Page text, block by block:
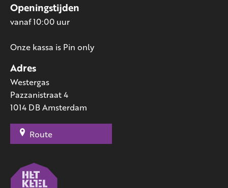
Adres
Westergas
Pazzanistraat 4
1014 DB Amsterdam
Route
Openingstijden
vanaf 10:00 uur
Onze kassa is Pin only